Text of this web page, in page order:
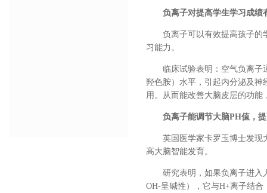
负离子对提高学生学习成绩
负离子可以有效提高孩子的学
习能力。
临床试验表明：空气负离子通
羟色胺）水平，引起内分泌及神
用。从而能改善大脑皮层的功
负离子能调节大脑PH值，
英国医学家卡罗玉博士发现大
高大脑智能发育。
研究表明，如果负离子进入
OH-呈碱性），它与H+离子结